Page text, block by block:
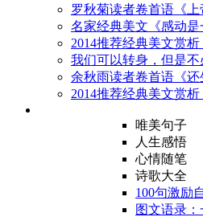
罗秋菊读者卷首语《上
名家经典美文《感动是
2014推荐经典美文赏析
我们可以转身，但是不
余秋雨读者卷首语《还
2014推荐经典美文赏析
唯美句子
人生感悟
心情随笔
诗歌大全
100句激励
图文语录